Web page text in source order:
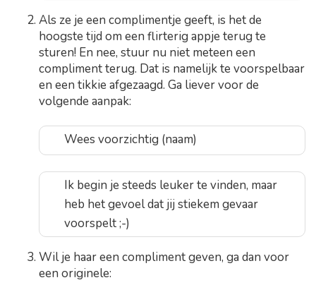
Als ze je een complimentje geeft, is het de
hoogste tijd om een flirterig appje terug te
sturen! En nee, stuur nu niet meteen een
compliment terug. Dat is namelijk te voorspelbaar
en een tikkie afgezaagd. Ga liever voor de
volgende aanpak:
Wees voorzichtig (naam)
Ik begin je steeds leuker te vinden, maar
heb het gevoel dat jij stiekem gevaar
voorspelt ;-)
Wil je haar een compliment geven, ga dan voor
een originele: